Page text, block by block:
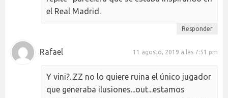
el Real Madrid.
Responder
Rafael 11 agosto, 2019 a las 7:51 pm
Y vini?..ZZ no lo quiere ruina el único jugador
que generaba ilusiones...out...estamos